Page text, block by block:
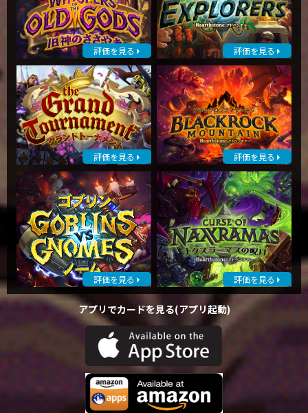
評価を見る 評価を見る
評価を見る 評価を見る
評価を見る 評価を見る
アプリでカードを見る(アプリ起動)